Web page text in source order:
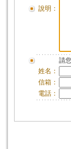
說明：
請
姓名：
信箱：
電話：